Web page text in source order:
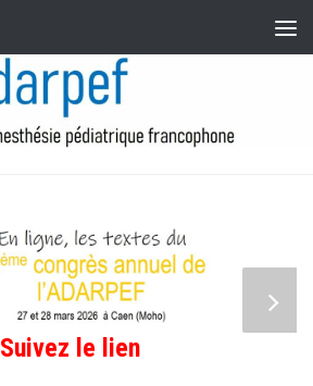
Suivez le lien